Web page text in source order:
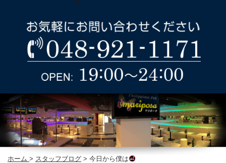
ホーム > スタッフブログ > 今日から僕は